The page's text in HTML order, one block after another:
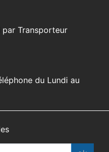
Transporteur
du Lundi au